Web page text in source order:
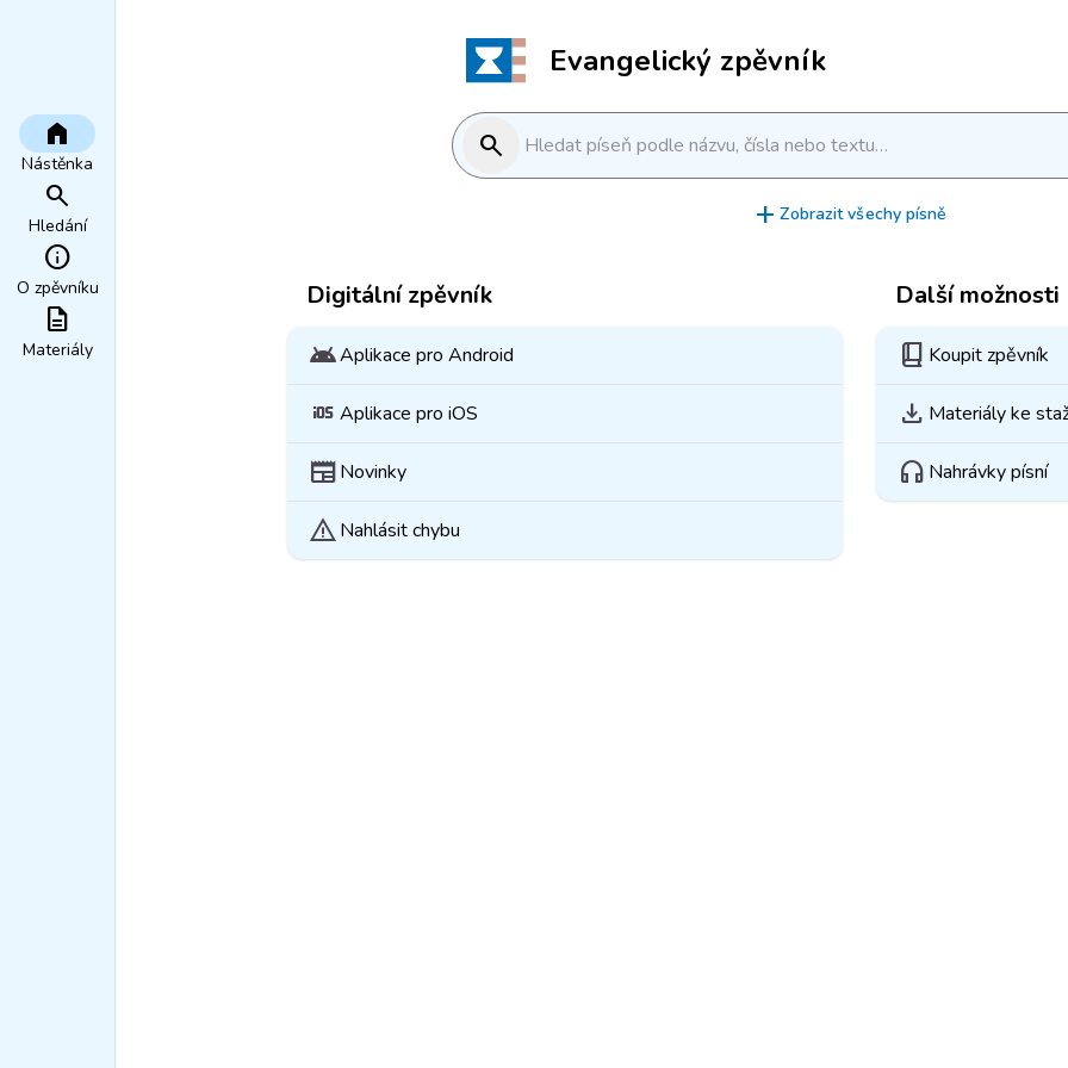
home
Nástěnka
search
Hledání
info
O zpěvníku
description
Materiály
Evangelický zpěvník
search Hledat píseň podle názvu, čísla nebo textu…
addZobrazit všechy písně
Digitální zpěvník
androidAplikace pro Android
ios Aplikace pro iOS
newspaper Novinky
warningNahlásit chybu
Další možnosti
book_2 Koupit zpěvník
download Materiály ke
headphones Nahrávky písní